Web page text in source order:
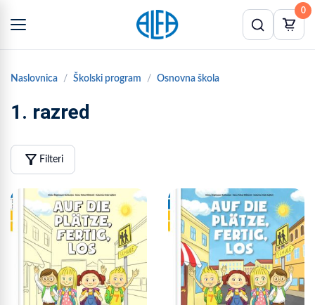
0
Naslovnica Školski program Osnovna škola
1. razred
filter_alt Filteri